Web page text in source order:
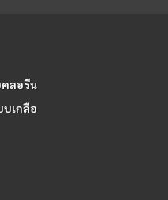
คลอรีน
บเกลือ